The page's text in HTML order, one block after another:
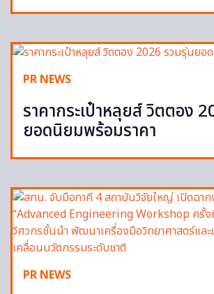
PR NEWS
ราคากระเป๋าหลุยส์ วิตตอง
ยอดนิยมพร้อมราคา
PR NEWS